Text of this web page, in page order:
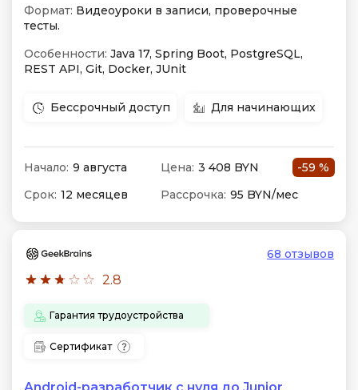
Формат: Видеоуроки в записи, проверочные
тесты.
Особенности: Java 17, Spring Boot, PostgreSQL,
REST API, Git, Docker, JUnit
Бессрочный доступ Для начинающих
Начало: 9 августа Цена: 3 408 BYN
-59 %
Срок: 12 месяцев Рассрочка: 95 BYN/мес
2.8
68 отзывов
Гарантия трудоустройства
Сертификат